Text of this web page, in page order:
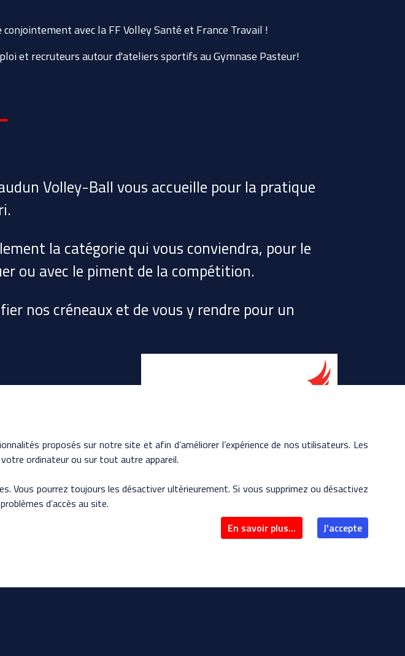
conjointement avec laFF Volley Santéet France Travail !
et recruteurs autour d'ateliers sportifs au Gymnase Pasteur!
proposés sur notre site et afin d’améliorer l’expérience de nos utilisateurs. Les
ordinateur ou sur tout autre appareil.
Vous pourrez toujours les désactiver ultérieurement. Si vous supprimez ou désactivez
d’accès au site.
En savoir plus...
J'accepte
Volley-Ball vous accueille pour la pratique
la catégorie qui vous conviendra, pour le
ou avec le piment de la compétition.
nos créneaux et de vous y rendre pour un
54 02